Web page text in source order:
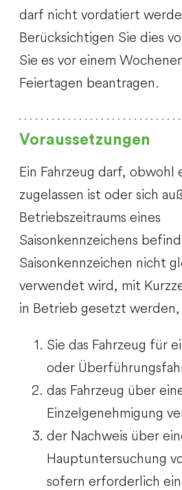
darf nicht vordatiert
Berücksichtigen Sie dies
Sie es vor einem
Feiertagen beantragen.
Voraussetzungen
Ein Fahrzeug darf, obwohl
zugelassen ist oder sich
Betriebszeitraums eines
Saisonkennzeichens
Saisonkennzeichen nicht
verwendet wird, mit
in Betrieb gesetzt
Sie das Fahrzeug für
oder
das Fahrzeug über
Einzelgenehmigung
der Nachweis über
Hauptuntersuchung
sofern erforderlich